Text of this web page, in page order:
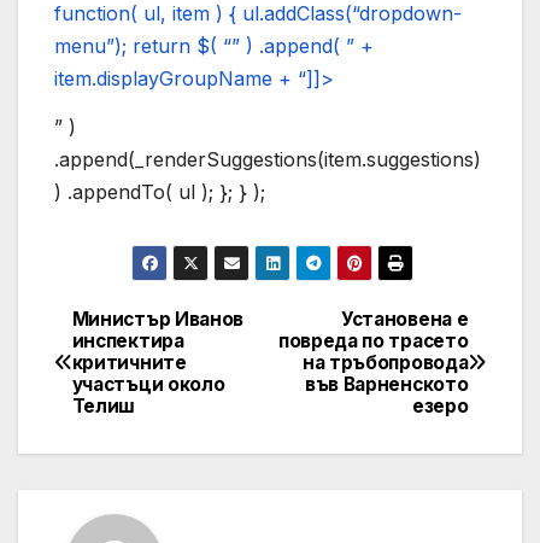
function( ul, item ) { ul.addClass(“dropdown-
menu”); return $( “” ) .append( ” +
item.displayGroupName + “]]>
” )
.append(_renderSuggestions(item.suggestions)
) .appendTo( ul ); }; } );
Post
navigation
Установена е
повреда по трасето
на тръбопровода
във Варненското
езеро
Министър Иванов
инспектира
критичните
участъци около
Телиш